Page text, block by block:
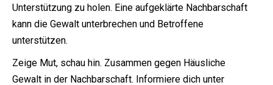
Unterstützung zu holen. Eine aufgeklärte Nachbarschaft
kann die Gewalt unterbrechen und Betroffene
unterstützen.
Zeige Mut, schau hin. Zusammen gegen Häusliche
Gewalt in der Nachbarschaft. Informiere dich unter